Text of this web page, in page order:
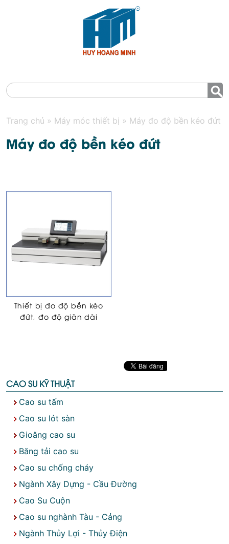
Trang chủ » Máy móc thiết bị » Máy đo độ bền kéo đứt
Máy đo độ bền kéo đứt
Thiết bị đo độ bền kéo
đứt, đo độ giãn dài
CAO SU KỸ THUẬT
Cao su tấm
Cao su lót sàn
Gioăng cao su
Băng tải cao su
Cao su chống cháy
Ngành Xây Dựng - Cầu Đường
Cao Su Cuộn
Cao su nghành Tàu - Cảng
Ngành Thủy Lợi - Thủy Điện